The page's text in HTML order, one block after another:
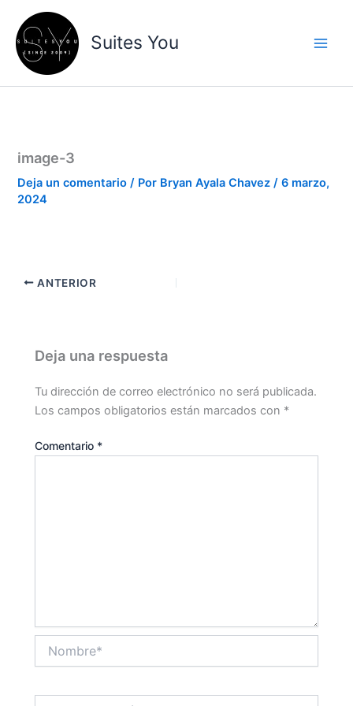
contenido
contenido
Suites You
image-3
Deja un comentario / Por Bryan Ayala Chavez/6 marzo,
2024
ANTERIOR
Deja una respuesta
Tu dirección de correo electrónico no será publicada.
Los campos obligatorios están marcados con *
Comentario *